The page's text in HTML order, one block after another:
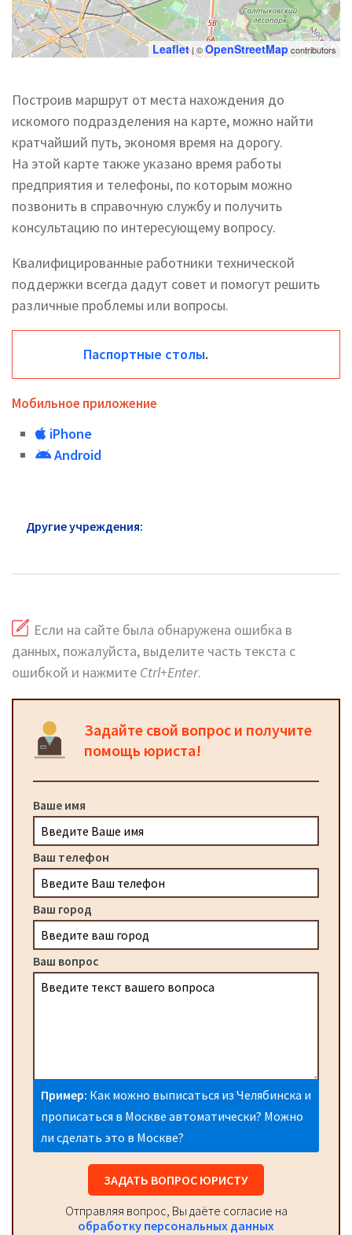
Leaflet| ©OpenStreetMap contributors
Построив маршрут от места нахождения до
искомого подразделения на карте, можно найти
кратчайший путь, экономя время на дорогу.
На этой карте также указано время работы
предприятия и телефоны, по которым можно
позвонить в справочную службу и получить
консультацию по интересующему вопросу.
Квалифицированные работники технической
поддержки всегда дадут совет и помогут решить
различные проблемы или вопросы.
Паспортные столы.
Мобильное приложение
iPhone
Android
Другие учреждения:
Если на сайте была обнаружена ошибка в
данных, пожалуйста, выделите часть текста с
ошибкой и нажмите Ctrl+Enter.
Задайте свой вопрос и получите
помощь юриста!
Ваше имя
Ваш телефон
Ваш город
Ваш вопрос
Пример: Как можно выписаться из Челябинска и
прописаться в Москве автоматически? Можно
ли сделать это в Москве?
ЗАДАТЬ ВОПРОС ЮРИСТУ
Отправляя вопрос, Вы даёте согласие на
обработку персональных данных